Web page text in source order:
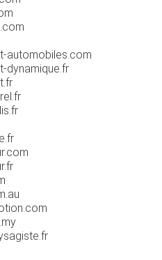
automobiles.com
dynamique.fr